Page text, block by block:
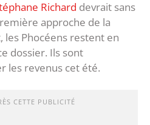
Richard devrait sans
approche de la
les Phocéens restent en
dossier. Ils sont
les revenus cet été.
CETTE PUBLICITÉ